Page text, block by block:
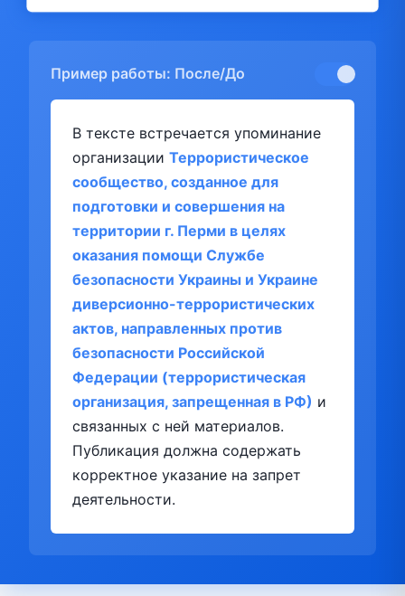
Пример работы: После/До
В тексте встречается упоминание
организации Террористическое
сообщество, созданное для
подготовки и совершения на
территории г. Перми в целях
оказания помощи Службе
безопасности Украины и Украине
диверсионно-террористических
актов, направленных против
безопасности Российской
Федерации (террористическая
организация, запрещенная в РФ) и
связанных с ней материалов.
Публикация должна содержать
корректное указание на запрет
деятельности.